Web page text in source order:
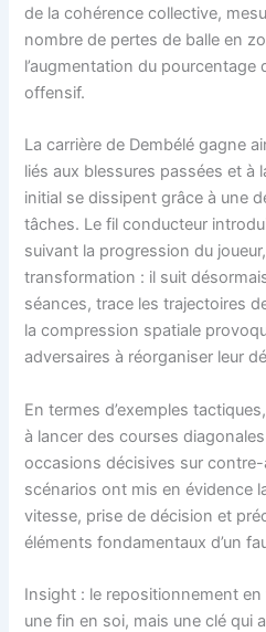
de la cohérence collective,
nombre de pertes de balle en
l’augmentation du pourcentage
offensif.
La carrière de Dembélé gagne
liés aux blessures passées et à
initial se dissipent grâce à une
tâches. Le fil conducteur
suivant la progression du
transformation : il suit
séances, trace les trajectoires
la compression spatiale
adversaires à réorganiser leur
En termes d’exemples
à lancer des courses
occasions décisives sur
scénarios ont mis en évidence
vitesse, prise de décision et
éléments fondamentaux d’un
Insight : le repositionnement en
une fin en soi, mais une clé qui